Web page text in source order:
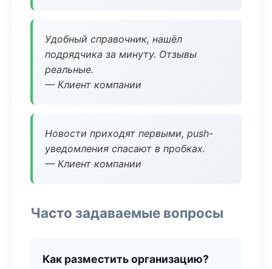
Удобный справочник, нашёл
подрядчика за минуту. Отзывы
реальные.
— Клиент компании
Новости приходят первыми, push-
уведомления спасают в пробках.
— Клиент компании
Часто задаваемые вопросы
Как разместить организацию?